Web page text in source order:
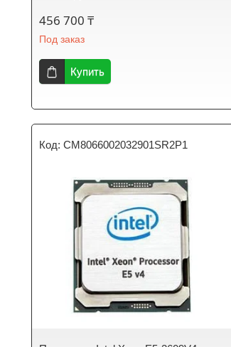
456 700 ₸
Под заказ
Купить
CM8066002032901SR2P1